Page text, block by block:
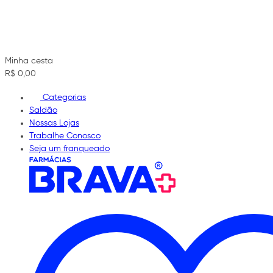
Minha cesta
R$ 0,00
Categorias
Saldão
Nossas Lojas
Trabalhe Conosco
Seja um franqueado